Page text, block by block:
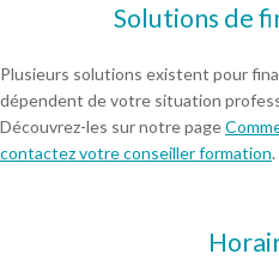
Solutions de
Plusieurs solutions existent pour
dépendent de votre situation
Découvrez-les sur notre page
contactez votre conseiller formation.